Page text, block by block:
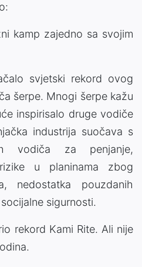
kamp zajedno sa svojim
svjetski rekord ovog
šerpe. Mnogi šerpe kažu
inspirisalo druge vodiče
industrija suočava s
vodiča za penjanje,
u planinama zbog
nedostatka pouzdanih
sigurnosti.
rekord Kami Rite. Ali nije